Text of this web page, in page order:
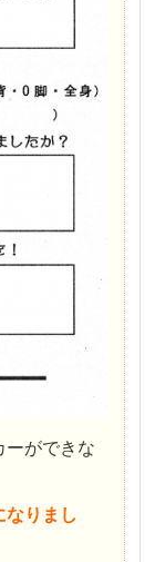
ーができな
なりまし